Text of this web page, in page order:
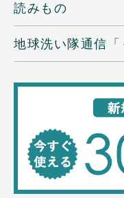
読みもの
地球洗い隊通信「